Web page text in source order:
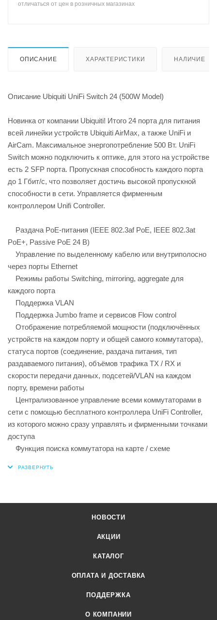
отличаться от цен в розничных магазинах
ОПИСАНИЕ ХАРАКТЕРИСТИКИ НАЛИЧИЕ
Описание Ubiquiti UniFi Switch 24 (500W Model)
Новинка от компании Ubiquiti! Итого 24 порта для питания
всей линейки устройств Ubiquiti AirMax, а также UniFi и
AirCam. Максимальное энергопотребление 500 Вт. UniFi
Switch можно подключить к оптике, для этого на устройстве
есть 2 SFP порта. Пропускная способность каждого порта
до 1 Гбит/с, что позволяет достичь высокой пропускной
способности в сети. Управляется фирменным
контроллером Unifi Controller.
Раздача PoE-питания (IEEE 802.3af PoE, IEEE 802.3at
PoE+, Passive PoE 24 В)
Управление по выделенному кабелю или внутриполосно
через порты Ethernet
Режимы работы Switching, mirroring, aggregate для
каждого порта
Поддержка VLAN
Поддержка Jumbo frame и сервисов Flow control
Отображение потребляемой мощности (подключённых
устройств на каждом порту и общей самого коммутатора),
статуса портов (соединение, раздача питания, тип
раздаваемого питания), объёмов трафика TX / RX и
скорости передачи данных, подсетей/VLAN на каждом
порту, времени работы
Централизованное управление всеми коммутаторами в
сети с помощью бесплатного контроллера UniFi Controller,
из которого можно сразу управлять и фирменными точками
доступа
Функция поиска коммутатора на карте / схеме
НОВОСТИ
АКЦИИ
КАТАЛОГ
ОПЛАТА И ДОСТАВКА
ПОДДЕРЖКА
О КОМПАНИИ